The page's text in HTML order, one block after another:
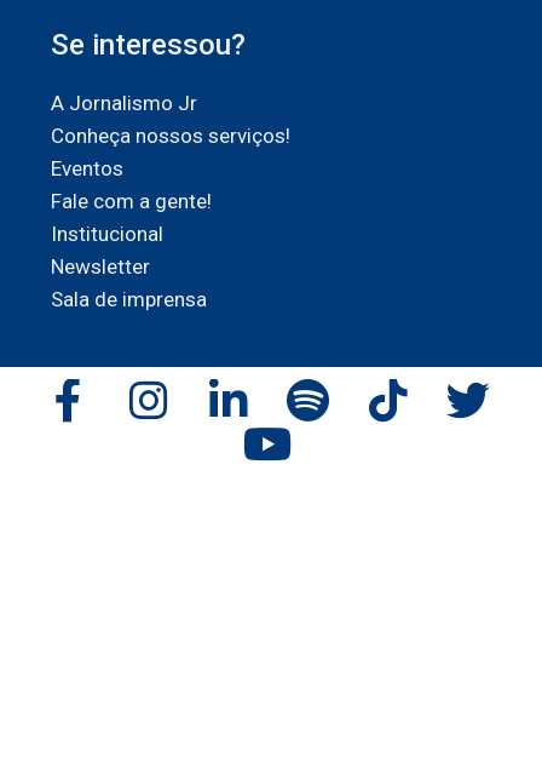
Se interessou?
A Jornalismo Jr
Conheça nossos serviços!
Eventos
Fale com a gente!
Institucional
Newsletter
Sala de imprensa